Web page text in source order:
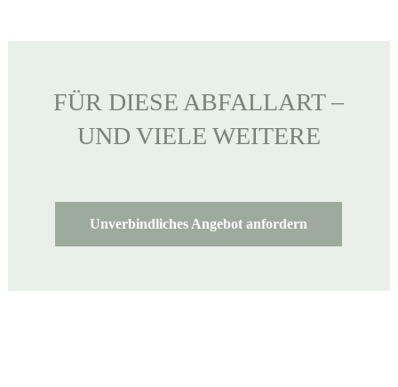
FÜR DIESE ABFALLART –
UND VIELE WEITERE
Unverbindliches Angebot anfordern